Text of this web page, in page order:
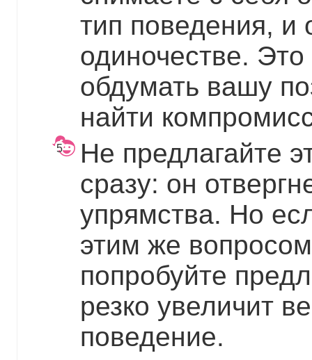
тип поведения, и
одиночестве.
обдумать вашу
найти
Не предлагайте
сразу: он
упрямства. Но
этим же
попробуйте
резко увеличит
поведение.